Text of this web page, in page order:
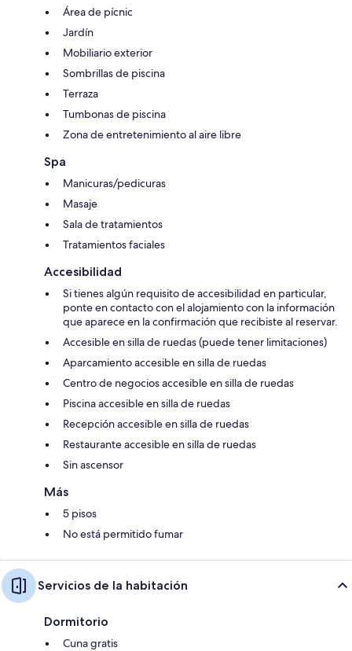
Área de pícnic
Jardín
Mobiliario exterior
Sombrillas de piscina
Terraza
Tumbonas de piscina
Zona de entretenimiento al aire libre
Spa
Manicuras/pedicuras
Masaje
Sala de tratamientos
Tratamientos faciales
Accesibilidad
Si tienes algún requisito de accesibilidad en particular,
ponte en contacto con el alojamiento con la información
que aparece en la confirmación que recibiste al reservar.
Accesible en silla de ruedas (puede tener limitaciones)
Aparcamiento accesible en silla de ruedas
Centro de negocios accesible en silla de ruedas
Piscina accesible en silla de ruedas
Recepción accesible en silla de ruedas
Restaurante accesible en silla de ruedas
Sin ascensor
Más
5 pisos
No está permitido fumar
Servicios de la habitación
Dormitorio
Cuna gratis